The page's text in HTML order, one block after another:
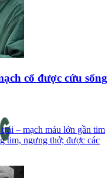
cổ được cứu sống
– mạch máu lớn gần tim
tim, ngưng thở; được các